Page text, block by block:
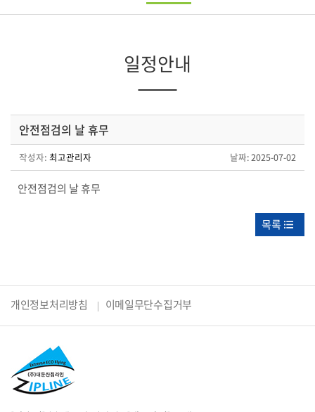
일정안내
안전점검의 날 휴무
작성자: 최고관리자 날짜: 2025-07-02
안전점검의 날 휴무
목록
개인정보처리방침 이메일무단수집거부